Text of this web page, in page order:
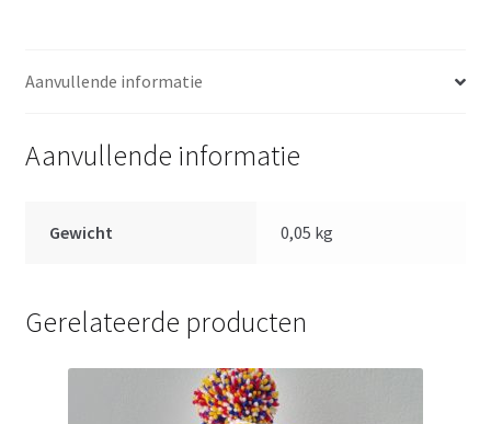
Aanvullende informatie
Aanvullende informatie
Gewicht 0,05 kg
Gerelateerde producten